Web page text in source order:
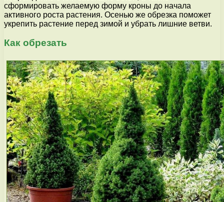
сформировать желаемую форму кроны до начала
активного роста растения. Осенью же обрезка поможет
укрепить растение перед зимой и убрать лишние ветви.
Как обрезать